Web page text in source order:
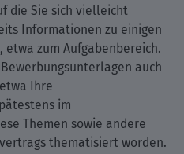
die Sie sich vielleicht
Informationen zu einigen
zum Aufgabenbereich.
auch
Ihre
im
Themen sowie andere
thematisiert worden.